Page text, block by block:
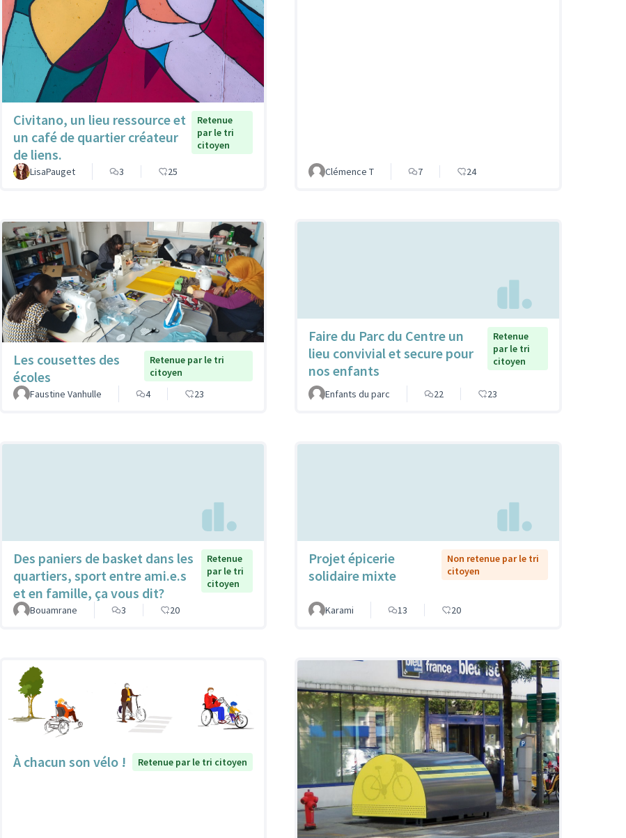
Civitano, un lieu ressource et
un café de quartier créateur
de liens.
Retenue
par le tri
citoyen
LisaPauget 3 25 Clémence T 7 24
Les cousettes des
écoles
Retenue par le tri
citoyen
Faustine Vanhulle
4 23
Faire du Parc du Centre un
lieu convivial et secure pour
nos enfants
Retenue
par le tri
citoyen
Enfants du parc 22 23
Des paniers de basket dans les
quartiers, sport entre ami.e.s
et en famille, ça vous dit?
Retenue
par le tri
citoyen
Bouamrane 3 20
Projet épicerie
solidaire mixte
Non retenue par le tri
citoyen
Karami 13 20
À chacun son vélo ! Retenue par le tri citoyen